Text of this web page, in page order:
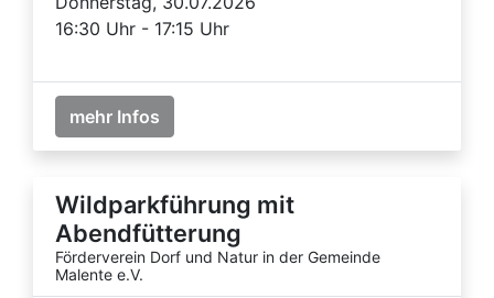
16:30 Uhr - 17:15 Uhr
mehr Infos
Wildparkführung mit
Abendfütterung
Förderverein Dorf und Natur in der Gemeinde
Malente e.V.